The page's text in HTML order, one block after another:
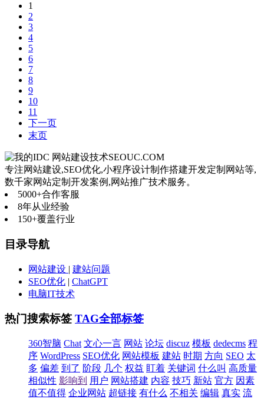
1
2
3
4
5
6
7
8
9
10
11
下一页
末页
网站建设技术SEOUC.COM
专注网站建设,SEO优化,小程序设计制作搭建开发定制网站等,
数千家网站定制开发案例,网站推广技术服务。
5000+合作客服
8年从业经验
150+覆盖行业
目录导航
网站建设 | 建站问题
SEO优化 | ChatGPT
电脑IT技术
热门搜索标签 TAG全部标签
360智脑 Chat 文心一言 网站 论坛 discuz 模板 dedecms 程
序 WordPress SEO优化 网站模板 建站 时期 方向 SEO 太
多 偏差 到了 阶段 几个 权益 盯着 关键词 什么叫 高质量
相似性 影响到 用户 网站搭建 内容 技巧 新站 官方 因素
值不值得 企业网站 超链接 有什么 不相关 编辑 真实 流